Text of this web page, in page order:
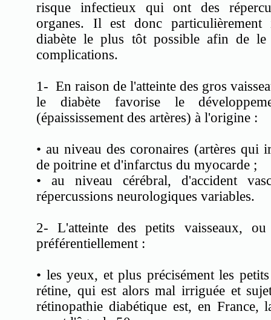
risque infectieux qui ont des
organes. Il est donc
diabète le plus tôt possible afin de
complications.
1- En raison de l'atteinte des gros
le diabète favorise le
(épaississement des artères) à l'origine :
• au niveau des coronaires (artères qui
de poitrine et d'infarctus du myocarde ;
• au niveau cérébral, d'accident
répercussions neurologiques variables.
2- L'atteinte des petits vaisseaux, ou
préférentiellement :
• les yeux, et plus précisément les
rétine, qui est alors mal irriguée et
rétinopathie diabétique est, en France,